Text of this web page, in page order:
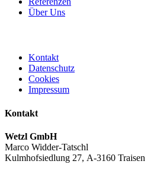
Über Uns
Kontakt
Datenschutz
Cookies
Impressum
Kontakt
Wetzl GmbH
Marco Widder-Tatschl
Kulmhofsiedlung 27, A-3160 Traisen